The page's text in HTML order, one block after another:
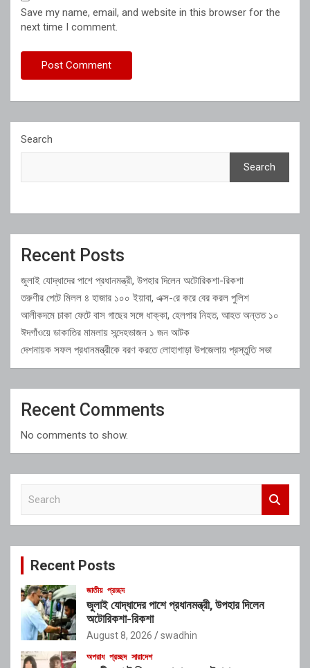
Save my name, email, and website in this browser for the
next time I comment.
Search
Search
Recent Posts
জুলাই যোদ্ধাদের পাশে প্রধানমন্ত্রী, উপহার দিলেন অটোরিকশা-রিকশা
তরুণীর পেটে মিলল ৪ হাজার ১০০ ইয়াবা, এক্স-রে করে বের করল পুলিশ
আলীকদমে চাকা ফেটে বাস গাছের সঙ্গে ধাক্কা, হেলপার নিহত, আহত অন্তত ১০
ঈদগাঁওয়ে ডাকাতির মামলায় সন্দেহভাজন ১ জন আটক
দেশনায়ক সফল প্রধানমন্ত্রীকে বরণ করতে লোহাগাড়া উপজেলায় প্রস্তুতি সভা
Recent Comments
No comments to show.
c
Recent Posts
জাতীয় প্রচ্ছদ
জুলাই যোদ্ধাদের পাশে প্রধানমন্ত্রী, উপহার দিলেন
অটোরিকশা-রিকশা
August 8, 2026 swadhin
অপরাধ প্রচ্ছদ সারাদেশ